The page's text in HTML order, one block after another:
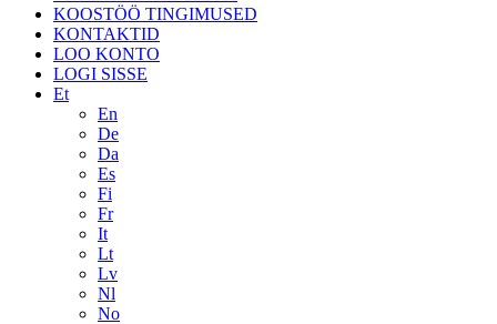
KOOSTÖÖ TINGIMUSED
KONTAKTID
LOO KONTO
LOGI SISSE
Et
En
De
Da
Es
Fi
Fr
It
Lt
Lv
Nl
No